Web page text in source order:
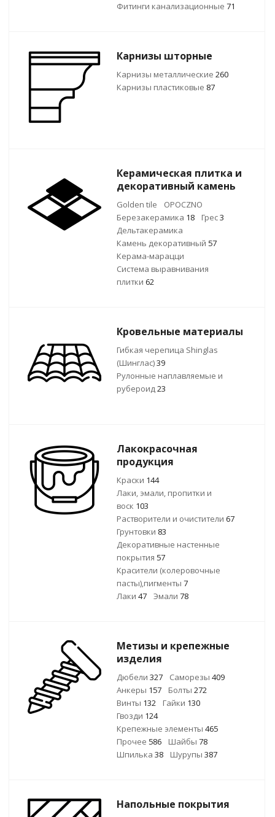
Фитинги канализационные 71
Карнизы шторные
Карнизы металлические 260
Карнизы пластиковые 87
Керамическая плитка и
декоративный камень
Golden tile
OPOCZNO
Березакерамика 18 Грес3
Дельтакерамика
Камень декоративный 57
Керама-марацци
Система выравнивания
плитки 62
Кровельные материалы
Гибкая черепица Shinglas
(Шинглас)39
Рулонные наплавляемые и
рубероид23
Лакокрасочная
продукция
Краски 144
Лаки, эмали, пропитки и
воск 103
Растворители и очистители 67
Грунтовки 83
Декоративные настенные
покрытия 57
Красители (колеровочные
пасты),пигменты 7
Лаки 47 Эмали 78
Метизы и крепежные
изделия
Дюбели 327 Саморезы 409
Анкеры 157 Болты 272
Винты 132 Гайки 130
Гвозди 124
Крепежные элементы 465
Прочее 586 Шайбы 78
Шпилька 38 Шурупы 387
Напольные покрытия